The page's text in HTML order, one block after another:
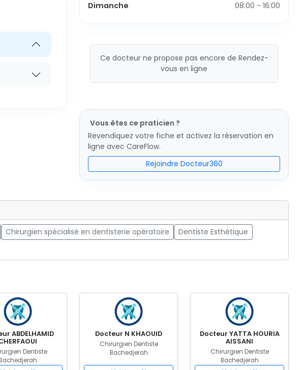
Dimanche
08:00 - 16:00
Ce docteur ne propose pas encore de Rendez-
vous en ligne
Vous êtes ce praticien ?
Revendiquez votre fiche et activez la réservation en
ligne avec CareFlow.
Rejoindre Docteur360
Chirurgien spécialisé en dentisterie opératoire
Dentiste Esthétique
ABDELHAMID
Dentiste
Bachedjerah
Docteur N KHAOUID
Chirurgien Dentiste
Bachedjerah
Docteur YATTA HOURIA
AISSANI
Chirurgien Dentiste
Bachedjerah